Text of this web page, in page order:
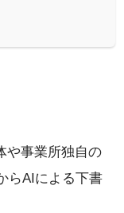
や事業所独自の
らAIによる下書